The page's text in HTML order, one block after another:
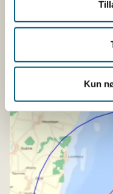
Kun
Yderligere
Journalister kan
pressetelefon på 22 84